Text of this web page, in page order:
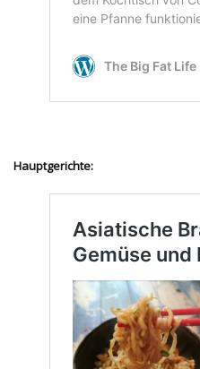
Hauptgerichte: